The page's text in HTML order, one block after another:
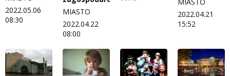
2022.05.06
08:30
MIASTO
2022.04.22
08:00
2022.04.21
15:52